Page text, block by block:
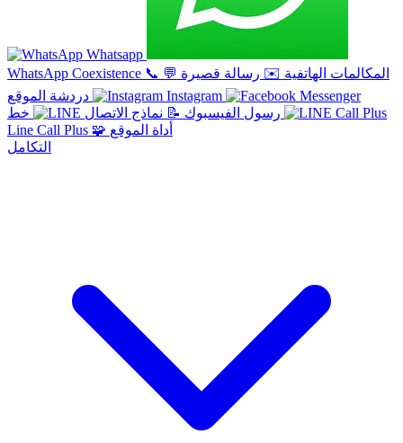
Whatsapp
WhatsApp Coexistence 📞 المكالمات الهاتفية ✉️ رسالة قصيرة 💬
Instagram
رسول الفيسبوك 📝 نماذج الاتصال
Line Call Plus 🧩 أداة الموقع
التكامل